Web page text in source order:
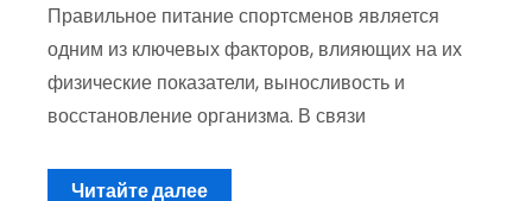
Правильное питание спортсменов является
одним из ключевых факторов, влияющих на их
физические показатели, выносливость и
восстановление организма. В связи
Читайте далее